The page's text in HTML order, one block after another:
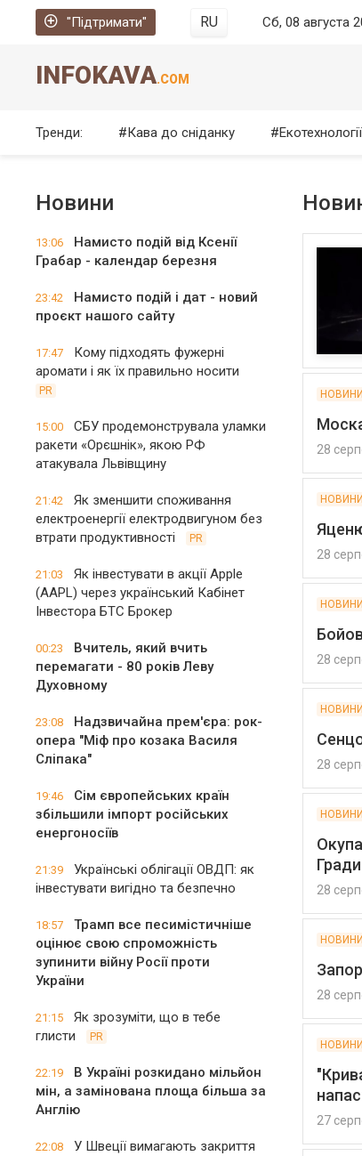
"Підтримати" RU Сб, 08 августа
INFOKAVA.COM
Тренди: Кава до сніданку Екотехнології
Новини
13:06
Намисто подій від Ксенії
Грабар - календар березня
23:42
Намисто подій і дат - новий
проєкт нашого сайту
17:47
Кому підходять фужерні
аромати і як їх правильно носити
PR
15:00
СБУ продемонструвала уламки
ракети «Орєшнік», якою РФ
атакувала Львівщину
21:42
Як зменшити споживання
електроенергії електродвигуном без
втрати продуктивності
PR
21:03
Як інвестувати в акції Apple
(AAPL) через український Кабінет
Інвестора БТС Брокер
00:23
Вчитель, який вчить
перемагати - 80 років Леву
Духовному
23:08
Надзвичайна прем'єра: рок-
опера "Міф про козака Василя
Сліпака"
19:46
Сім європейських країн
збільшили імпорт російських
енергоносіїв
21:39
Українські облігації ОВДП: як
інвестувати вигідно та безпечно
18:57
Трамп все песимістичніше
оцінює свою спроможність
зупинити війну Росії проти
України
21:15
Як зрозуміти, що в тебе
глисти
PR
22:19
В Україні розкидано мільйон
мін, а замінована площа більша за
Англію
22:08
У Швеції вимагають закриття
НОВИНИ
28
НОВИНИ
28
НОВИНИ
28
28
НОВИНИ
Гради
28
НОВИНИ
28
НОВИНИ
27